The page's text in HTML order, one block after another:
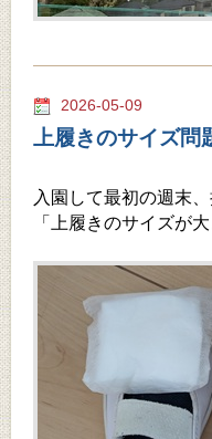
2026-05-09
上履きのサイズ問
入園して最初の週末
「上履きのサイズが